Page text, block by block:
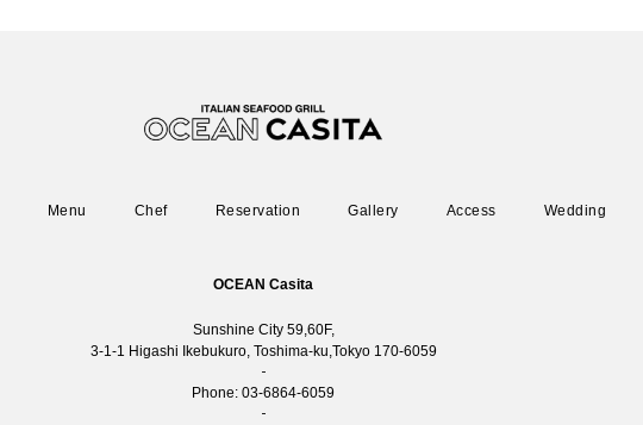
Menu Chef Reservation Gallery Access Wedding
OCEAN Casita
Sunshine City 59,60F,
3-1-1 Higashi Ikebukuro, Toshima-ku,Tokyo 170-6059
Phone: 03-6864-6059